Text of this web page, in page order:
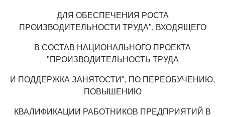
ДЛЯ ОБЕСПЕЧЕНИЯ РОСТА
ПРОИЗВОДИТЕЛЬНОСТИ ТРУДА", ВХОДЯЩЕГО
В СОСТАВ НАЦИОНАЛЬНОГО ПРОЕКТА
"ПРОИЗВОДИТЕЛЬНОСТЬ ТРУДА
И ПОДДЕРЖКА ЗАНЯТОСТИ", ПО ПЕРЕОБУЧЕНИЮ,
ПОВЫШЕНИЮ
КВАЛИФИКАЦИИ РАБОТНИКОВ ПРЕДПРИЯТИЙ В